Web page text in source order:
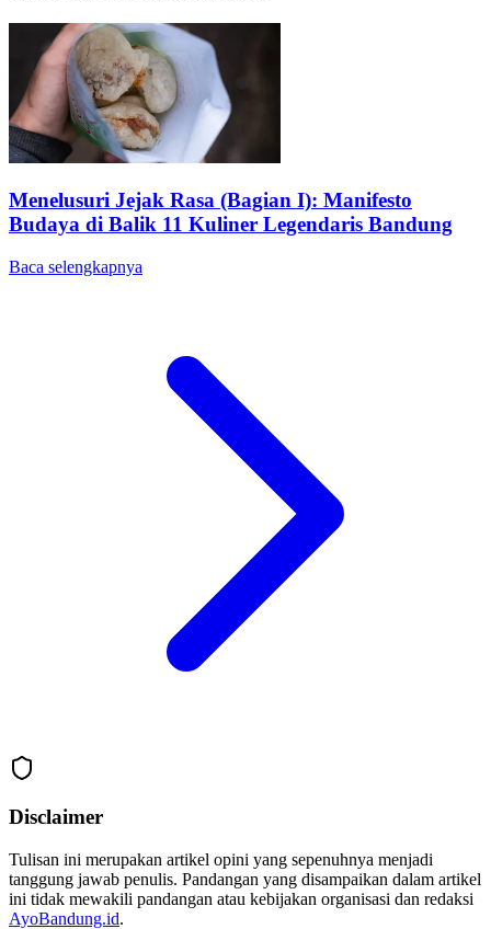
Menelusuri Jejak Rasa (Bagian I): Manifesto
Budaya di Balik 11 Kuliner Legendaris Bandung
Baca selengkapnya
Disclaimer
Tulisan ini merupakan artikel opini yang sepenuhnya menjadi
tanggung jawab penulis. Pandangan yang disampaikan dalam artikel
ini tidak mewakili pandangan atau kebijakan organisasi dan redaksi
AyoBandung.id.